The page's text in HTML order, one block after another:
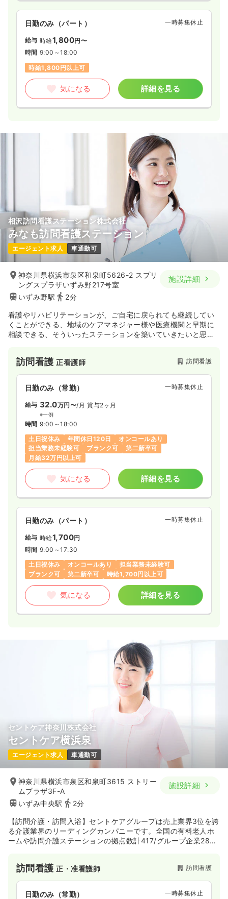
日勤のみ（パート） 一時募集休止
給与 時給1,800円〜
時間 9:00～18:00
時給1,800円以上可
気になる 詳細を見る
相沢訪問看護ステーション株式会社
みなも訪問看護ステーション
エージェント求人 車通勤可
神奈川県横浜市泉区和泉町5626-2 スプリ
ングスプラザいずみ野217号室
いずみ野駅
2分
施設詳細
看護やリハビリテーションが、ご自宅に戻られても継続してい
くことができる、地域のケアマネジャー様や医療機関と早期に
相談できる、そういったステーションを築いていきたいと思っ
訪問看護正看護師 訪問看護
日勤のみ（常勤） 一時募集休止
給与 32.0万円〜/月 賞与2ヶ月
※一例
時間 9:00～18:00
土日祝休み
年間休日120日
オンコールあり
担当業務未経験可
ブランク可
第二新卒可
月給32万円以上可
気になる 詳細を見る
日勤のみ（パート） 一時募集休止
給与 時給1,700円
時間 9:00～17:30
土日祝休み
オンコールあり
担当業務未経験可
ブランク可
第二新卒可 時給1,700円以上可
気になる 詳細を見る
セントケア神奈川株式会社
セントケア横浜泉
エージェント求人 車通勤可
神奈川県横浜市泉区和泉町3615 ストリー
ムプラザ3F-A
いずみ中央駅
2分
施設詳細
【訪問介護・訪問入浴】セントケアグループは売上業界3位を誇
る介護業界のリーディングカンパニーです。全国の有料老人ホ
ームや訪問介護ステーションの拠点数計417/グループ企業28社
訪問看護正・准看護師 訪問看護
日勤のみ（常勤） 一時募集休止